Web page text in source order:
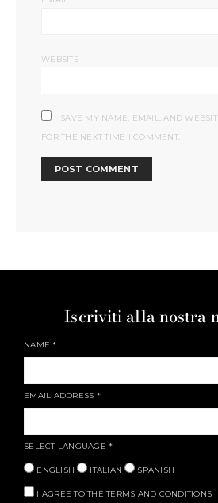
WEBSITE
SAVE MY NAME, EMAIL, AND
FOR THE NEXT TIME I COMMENT.
Iscriviti alla nostra
NAME*
EMAIL ADDRESS *
SELECT LANGUAGE *
ENGLISH ITALIAN SPANISH
I AGREE TO THE TERMS AND CONDITIONS